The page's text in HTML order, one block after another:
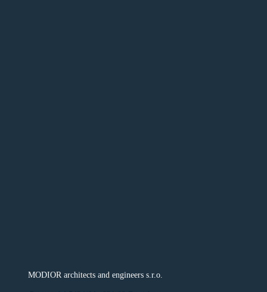
MODIOR architects and engineers s.r.o.